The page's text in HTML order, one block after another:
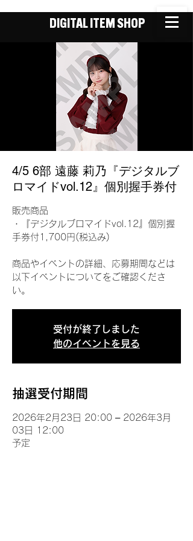
DIGITAL ITEM SHOP
4/5 6部 遠藤 莉乃『デジタルブ
ロマイドvol.12』個別握手券付
販売商品
・『デジタルブロマイドvol.12』個別握
手券付1,700円(税込み)
商品やイベントの詳細、応募期間などは
以下イベントについてをご確認くださ
い。
受付が終了しました
他のイベントを見る
抽選受付期間
2026年2月23日 20:00 – 2026年3月
03日 12:00
予定